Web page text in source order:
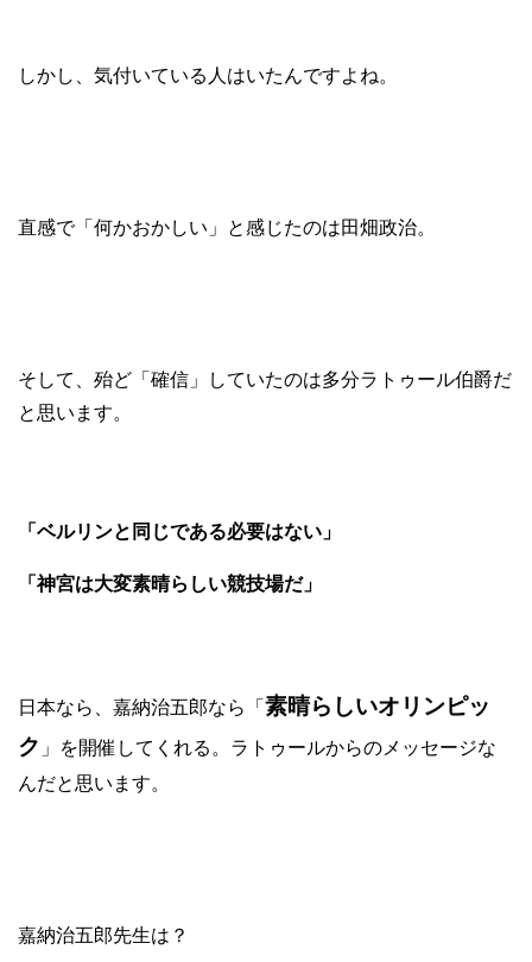
しかし、気付いている人はいたんですよね。
直感で「何かおかしい」と感じたのは田畑政治。
そして、殆ど「確信」していたのは多分ラトゥール伯爵だ
と思います。
「ベルリンと同じである必要はない」
「神宮は大変素晴らしい競技場だ」
日本なら、嘉納治五郎なら「 素晴らしいオリンピッ
ク 」を開催してくれる。ラトゥールからのメッセージな
んだと思います。
嘉納治五郎先生は？